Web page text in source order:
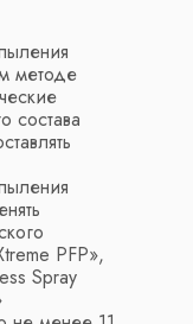
методе
состава
PFP»,
Spray